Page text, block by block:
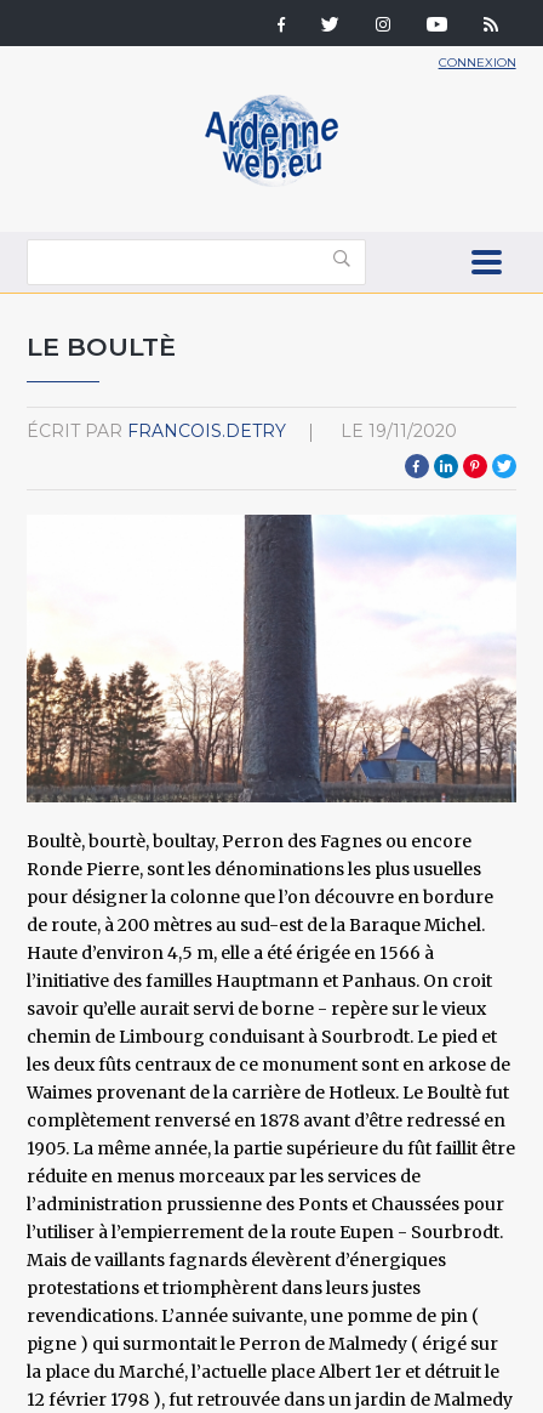
CONNEXION
LE BOULTÈ
ÉCRIT PAR FRANCOIS.DETRY LE 19/11/2020
Boultè, bourtè, boultay, Perron des Fagnes ou encore
Ronde Pierre, sont les dénominations les plus usuelles
pour désigner la colonne que l’on découvre en bordure
de route, à 200 mètres au sud-est de la Baraque Michel.
Haute d’environ 4,5 m, elle a été érigée en 1566 à
l’initiative des familles Hauptmann et Panhaus. On croit
savoir qu’elle aurait servi de borne - repère sur le vieux
chemin de Limbourg conduisant à Sourbrodt. Le pied et
les deux fûts centraux de ce monument sont en arkose de
Waimes provenant de la carrière de Hotleux. Le Boultè fut
complètement renversé en 1878 avant d’être redressé en
1905. La même année, la partie supérieure du fût faillit être
réduite en menus morceaux par les services de
l’administration prussienne des Ponts et Chaussées pour
l’utiliser à l’empierrement de la route Eupen - Sourbrodt.
Mais de vaillants fagnards élevèrent d’énergiques
protestations et triomphèrent dans leurs justes
revendications. L’année suivante, une pomme de pin (
pigne ) qui surmontait le Perron de Malmedy ( érigé sur
la place du Marché, l’actuelle place Albert 1er et détruit le
12 février 1798 ), fut retrouvée dans un jardin de Malmedy